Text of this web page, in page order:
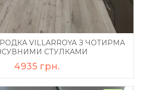
VILLARROYA З ЧОТИРМА
СТУЛКАМИ
4935 грн.